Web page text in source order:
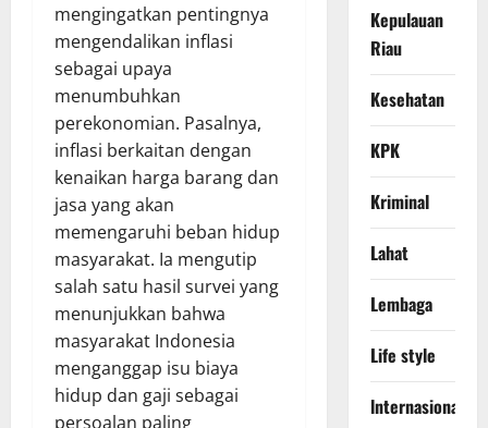
mengingatkan pentingnya
mengendalikan inflasi
sebagai upaya
menumbuhkan
perekonomian. Pasalnya,
inflasi berkaitan dengan
kenaikan harga barang dan
jasa yang akan
memengaruhi beban hidup
masyarakat. Ia mengutip
salah satu hasil survei yang
menunjukkan bahwa
masyarakat Indonesia
menganggap isu biaya
hidup dan gaji sebagai
persoalan paling
Kepulauan
Riau
Kesehatan
KPK
Kriminal
Lahat
Lembaga
Life style
lnternasional